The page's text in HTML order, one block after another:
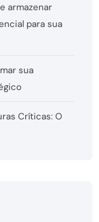
armazenar
para sua
sua
Críticas: O